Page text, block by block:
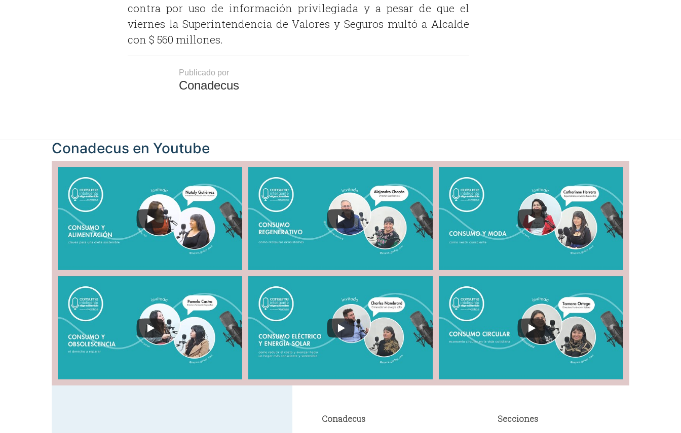
contra por uso de información privilegiada y a pesar de que el
viernes la Superintendencia de Valores y Seguros multó a Alcalde
con $ 560 millones.
Publicado por
Conadecus
Conadecus en Youtube
Conadecus Secciones